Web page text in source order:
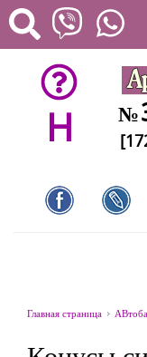
H №
Главная страница